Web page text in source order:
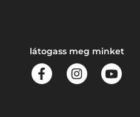
látogass meg minket